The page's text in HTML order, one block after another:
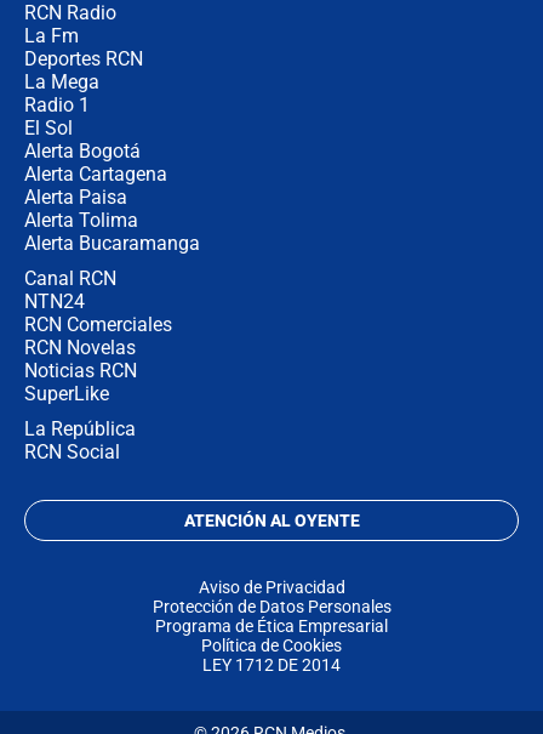
RCN Radio
La Fm
Deportes RCN
La Mega
Radio 1
El Sol
Alerta Bogotá
Alerta Cartagena
Alerta Paisa
Alerta Tolima
Alerta Bucaramanga
Canal RCN
NTN24
RCN Comerciales
RCN Novelas
Noticias RCN
SuperLike
La República
RCN Social
ATENCIÓN AL OYENTE
Aviso de Privacidad
Protección de Datos Personales
Programa de Ética Empresarial
Política de Cookies
LEY 1712 DE 2014